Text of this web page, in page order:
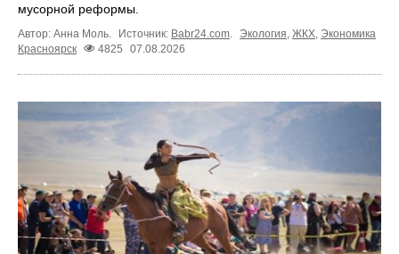
мусорной реформы.
Автор: Анна Моль. Источник: Babr24.com Экология ЖКХ Экономика
Красноярск
4825 07.08.2026